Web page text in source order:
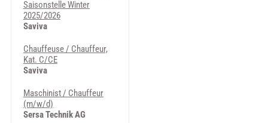
Saisonstelle Winter
2025/2026
Saviva
Chauffeuse / Chauffeur,
Kat. C/CE
Saviva
Maschinist / Chauffeur
(m/w/d)
Sersa Technik AG